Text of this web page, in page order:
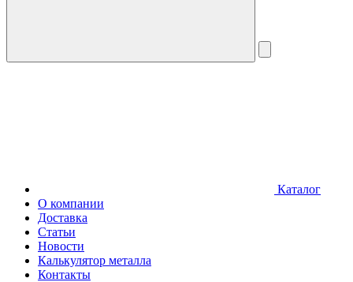
Каталог
О компании
Доставка
Статьи
Новости
Калькулятор металла
Контакты